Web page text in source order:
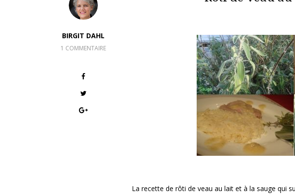
BIRGIT DAHL
1 COMMENTAIRE
La recette de rôti de veau au lait et à la sauge qui